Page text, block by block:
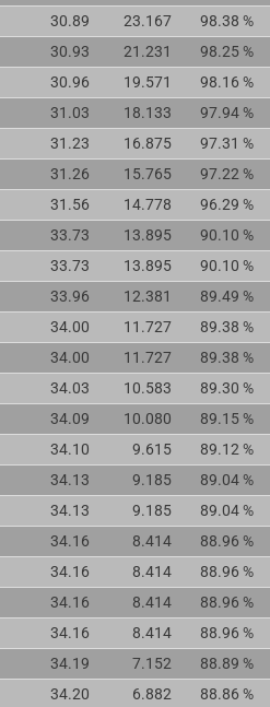
30.89 23.167 98.38 %
30.93 21.231 98.25 %
30.96 19.571 98.16 %
31.03 18.133 97.94 %
31.23 16.875 97.31 %
31.26 15.765 97.22 %
31.56 14.778 96.29 %
33.73 13.895 90.10 %
33.73 13.895 90.10 %
33.96 12.381 89.49 %
34.00 11.727 89.38 %
34.00 11.727 89.38 %
34.03 10.583 89.30 %
34.09 10.080 89.15 %
34.10 9.615 89.12 %
34.13 9.185 89.04 %
34.13 9.185 89.04 %
34.16 8.414 88.96 %
34.16 8.414 88.96 %
34.16 8.414 88.96 %
34.16 8.414 88.96 %
34.19 7.152 88.89 %
34.20 6.882 88.86 %